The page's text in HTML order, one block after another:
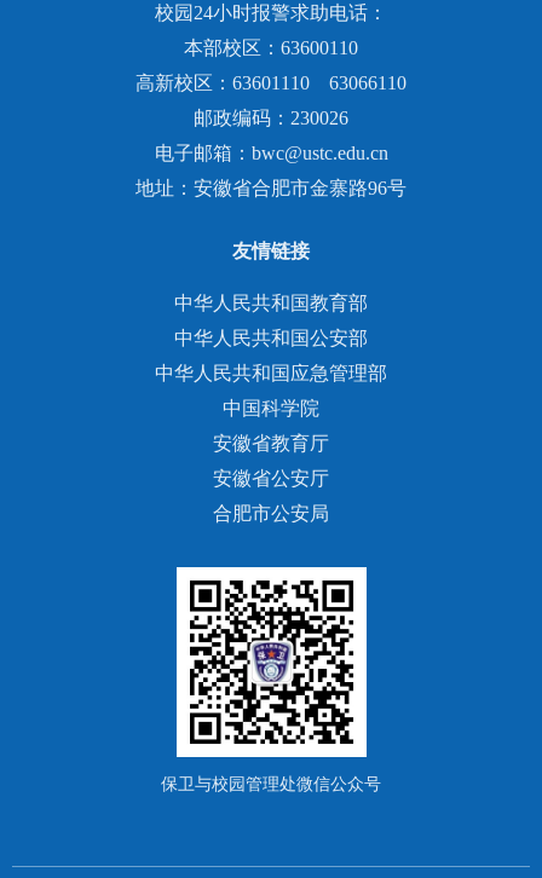
校园24小时报警求助电话：
本部校区：63600110
高新校区：63601110 63066110
邮政编码：230026
电子邮箱：bwc@ustc.edu.cn
地址：安徽省合肥市金寨路96号
友情链接
中华人民共和国教育部
中华人民共和国公安部
中华人民共和国应急管理部
中国科学院
安徽省教育厅
安徽省公安厅
合肥市公安局
保卫与校园管理处微信公众号